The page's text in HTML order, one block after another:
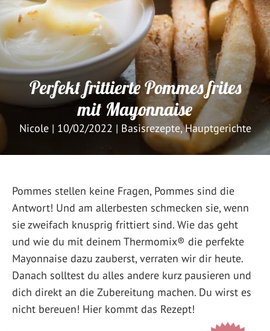
Perfekt frittierte Pommes frites
mit Mayonnaise
Nicole| 10/02/2022 | Basisrezepte,Hauptgerichte
Pommes stellen keine Fragen, Pommes sind die
Antwort! Und am allerbesten schmecken sie, wenn
sie zweifach knusprig frittiert sind. Wie das geht
und wie du mit deinem Thermomix® die perfekte
Mayonnaise dazu zauberst, verraten wir dir heute.
Danach solltest du alles andere kurz pausieren und
dich direkt an die Zubereitung machen. Du wirst es
nicht bereuen! Hier kommt das Rezept!